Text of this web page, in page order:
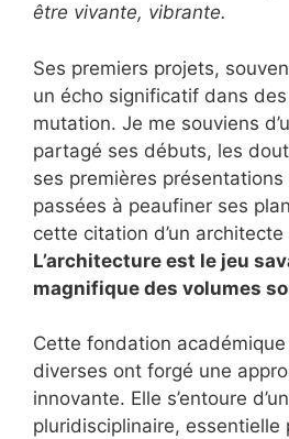
être vivante, vibrante.
Ses premiers projets,
un écho significatif dans
mutation. Je me souviens
partagé ses débuts, les
ses premières
passées à peaufiner ses
cette citation d’un
L’architecture est le jeu
magnifique des volumes
Cette fondation
diverses ont forgé une
innovante. Elle s’entoure
pluridisciplinaire, essentielle